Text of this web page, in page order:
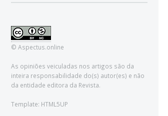
© Aspectus.online
As opiniões veiculadas nos artigos são da
inteira responsabilidade do(s) autor(es) e não
da entidade editora da Revista.
Template: HTML5UP